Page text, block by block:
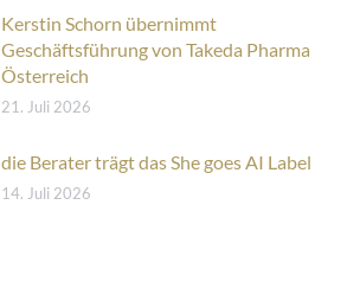
Kerstin Schorn übernimmt
Geschäftsführung von Takeda Pharma
Österreich
21. Juli 2026
die Berater trägt das She goes AI Label
14. Juli 2026